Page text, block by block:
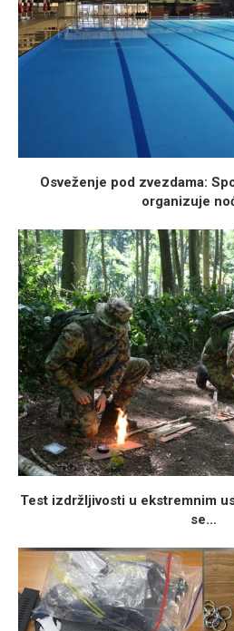
Osveženje pod zvezdama:
organizuje
Test izdržljivosti u ekstremnim
se...